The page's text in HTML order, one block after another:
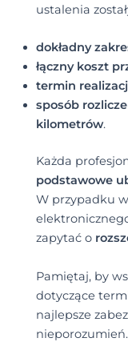
ustalenia
dokładny
łączny koszt
termin
sposób
kilometrów.
Każda
podstawowe
W przypadku
zapytać o
Pamiętaj, by
dotyczące
najlepsze
nieporozumień.